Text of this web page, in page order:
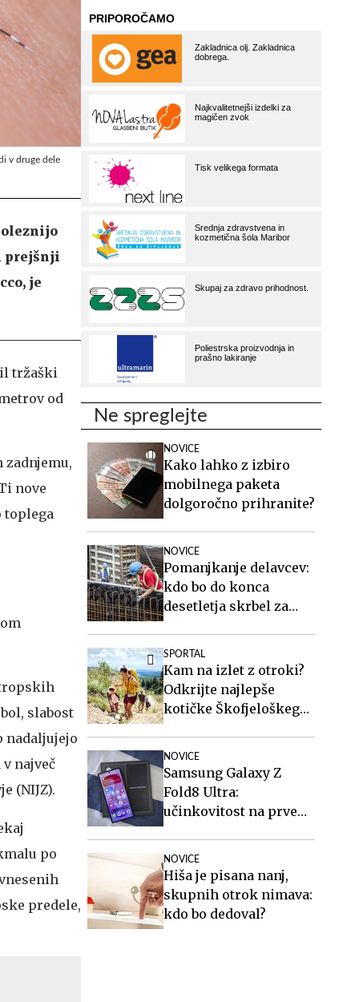
v druge dele
prejšnji
je
tržaški
od
nove
toplega
slabost
nadaljujejo
največ
(NIJZ).
po
predele,
Ne spreglejte
NOVICE
Kako lahko z izbiro
mobilnega paketa
dolgoročno prihranite?
NOVICE
Pomanjkanje delavcev:
kdo bo do konca
desetletja skrbel za
avtobuse?
SPORTAL
Kam na izlet z otroki?
Odkrijte najlepše
kotičke Škofjeloškega
NOVICE
Samsung Galaxy Z
Fold8 Ultra:
učinkovitost na prvem
NOVICE
Hiša je pisana nanj,
skupnih otrok nimava:
kdo bo dedoval?